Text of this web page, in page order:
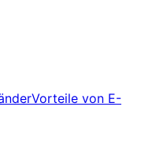
Vorteile von E-